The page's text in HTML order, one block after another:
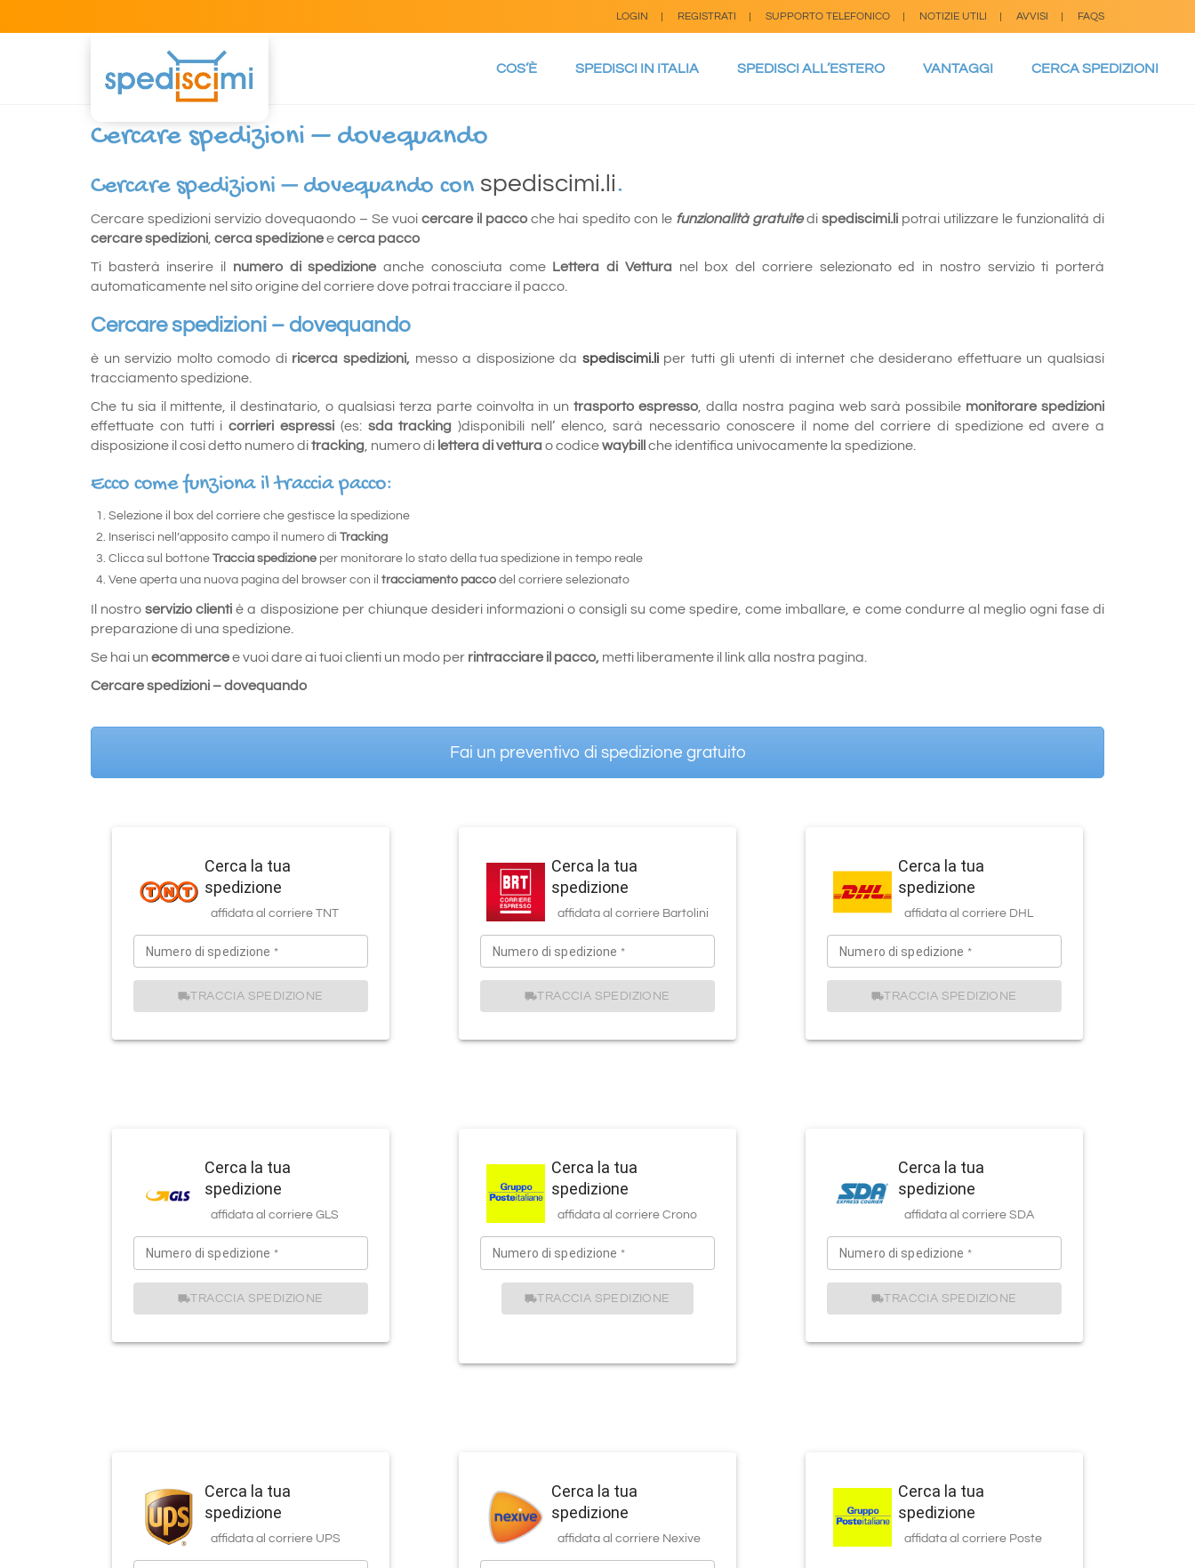
LOGIN REGISTRATI SUPPORTO TELEFONICO NOTIZIE UTILI AVVISI FAQS
COS’È SPEDISCI IN ITALIA SPEDISCI ALL’ESTERO VANTAGGI CERCA SPEDIZIONI
Cercare spedizioni – dovequando
Cercare spedizioni – dovequando con spediscimi.li.
Cercare spedizioni servizio dovequaondo – Se vuoicercare il pacco che hai spedito con le funzionalità gratuite di spediscimi.lipotrai utilizzare le funzionalità di
cercare spedizioni cerca spedizioneecerca pacco
Ti basterà inserire il numero di spedizione anche conosciuta come Lettera di Vettura nel box del corriere selezionato ed in nostro servizio ti porterà
automaticamente nel sito origine del corriere dove potrai tracciare il pacco.
Cercare spedizioni – dovequando
è un servizio molto comodo di ricerca spedizioni, messo a disposizione da spediscimi.liper tutti gli utenti di internet che desiderano effettuare un qualsiasi
tracciamento spedizione.
Che tu sia il mittente, il destinatario, o qualsiasi terza parte coinvolta in untrasporto espresso , dalla nostra pagina web sarà possibile monitorare spedizioni
effettuate con tutti icorrieri espressi(es: sda tracking )disponibili nell’ elenco, sarà necessario conoscere il nome del corriere di spedizione ed avere a
disposizione il così detto numero ditracking , numero di lettera di vettura o codicewaybill che identifica univocamente la spedizione.
Ecco come funziona il traccia pacco:
Selezione il box del corriere che gestisce la spedizione
Inserisci nell’apposito campo il numero di Tracking
Clicca sul bottone Traccia spedizione per monitorare lo stato della tua spedizione in tempo reale
Vene aperta una nuova pagina del browser con il tracciamento pacco del corriere selezionato
Il nostro servizio clienti è a disposizione per chiunque desideri informazioni o consigli su come spedire, come imballare, e come condurre al meglio ogni fase di
preparazione di una spedizione.
Se hai un ecommercee vuoi dare ai tuoi clienti un modo per rintracciare il pacco, metti liberamente il link alla nostra pagina.
Cercare spedizioni – dovequando
Fai un preventivo di spedizione gratuito
Cerca la tua
spedizione
affidata al corriere TNT
Numero di spedizione *
TRACCIA SPEDIZIONE
Cerca la tua
spedizione
affidata al corriere Bartolini
Numero di spedizione *
TRACCIA SPEDIZIONE
Cerca la tua
spedizione
affidata al corriere DHL
Numero di spedizione *
TRACCIA SPEDIZIONE
Cerca la tua
spedizione
affidata al corriere GLS
Numero di spedizione *
TRACCIA SPEDIZIONE
Cerca la tua
spedizione
affidata al corriere Crono
Numero di spedizione *
TRACCIA SPEDIZIONE
Cerca la tua
spedizione
affidata al corriere SDA
Numero di spedizione *
TRACCIA SPEDIZIONE
Cerca la tua
spedizione
affidata al corriere UPS
Cerca la tua
spedizione
affidata al corriere Nexive
Cerca la tua
spedizione
affidata al corriere Poste